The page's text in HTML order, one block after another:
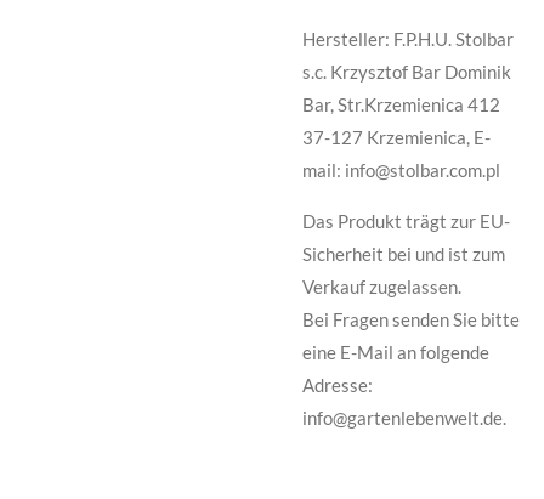
Hersteller: F.P.H.U. Stolbar
s.c. Krzysztof Bar Dominik
Bar, Str.Krzemienica 412
37-127 Krzemienica, E-
mail: info@stolbar.com.pl
Das Produkt trägt zur EU-
Sicherheit bei und ist zum
Verkauf zugelassen.
Bei Fragen senden Sie bitte
eine E-Mail an folgende
Adresse:
info@gartenlebenwelt.de.